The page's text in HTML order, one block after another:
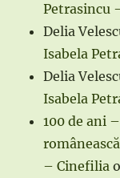
Petrasincu
Delia
Isabela
Delia
Isabela
100 de ani
– Cinefilia